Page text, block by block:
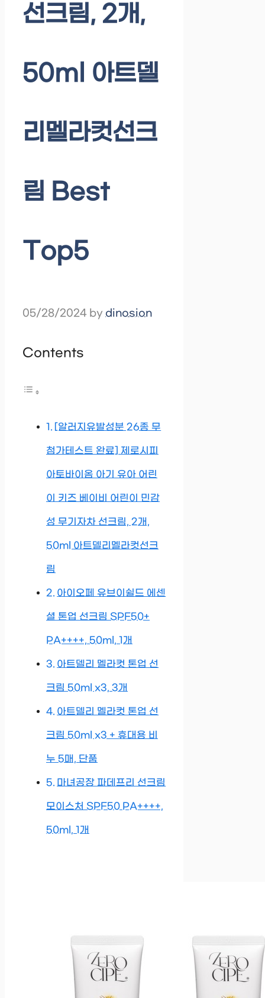
선크림, 2개,
50ml 아트델
리멜라컷선크
림 Best
Top5
05/28/2024 by dinosion
Contents
[알러지유발성분 26종 무
첨가테스트 완료] 제로시피
아토바이옴 아기 유아 어린
이 키즈 베이비 어린이 민감
성 무기자차 선크림, 2개,
50ml 아트델리멜라컷선크
림
아이오페 유브이쉴드 에센
셜 톤업 선크림 SPF50+
PA++++, 50ml, 1개
아트델리 멜라컷 톤업 선
크림 50ml x3, 3개
아트델리 멜라컷 톤업 선
크림 50ml x3 + 휴대용 비
누 5매, 단품
마녀공장 파데프리 선크림
모이스처 SPF50 PA++++,
50ml, 1개